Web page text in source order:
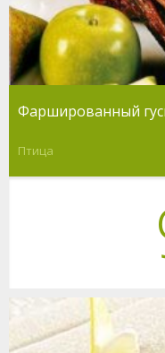
Фаршированный
Птица